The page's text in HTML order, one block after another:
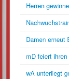
Herren
Damen erneut
mD feiert
wA unterliegt